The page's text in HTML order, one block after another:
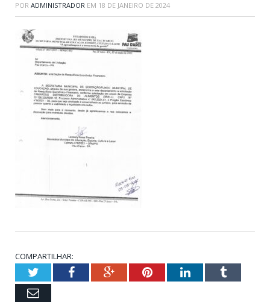
POR ADMINISTRADOR EM 18 DE JANEIRO DE 2024
COMPARTILHAR:
TwitterFacebookGoogle+PinterestLinkedInTumblr
Email